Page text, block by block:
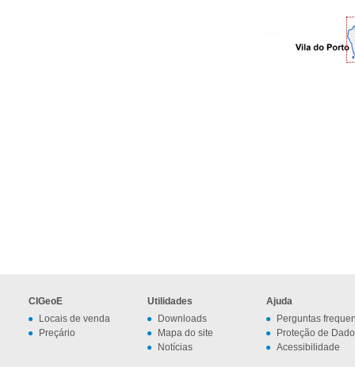
CIGeoE
Locais de venda
Preçário
Utilidades
Downloads
Mapa do site
Notícias
Ajuda
Perguntas
Proteção de
Acessibilidade